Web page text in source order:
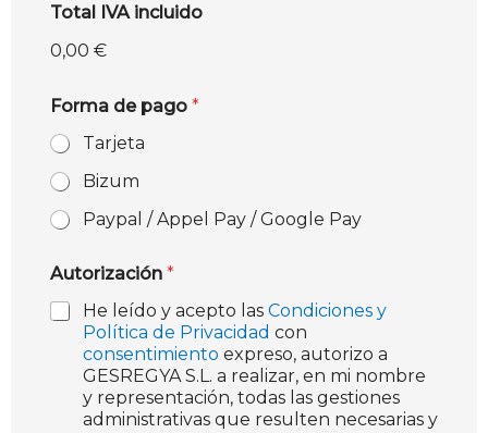
Total IVA incluido
0,00 €
Forma de pago *
Tarjeta
Bizum
Paypal / Appel Pay / Google Pay
Autorización *
He leído y acepto las Condiciones y
Política de Privacidad con
consentimiento expreso, autorizo a
GESREGYA S.L. a realizar, en mi nombre
y representación, todas las gestiones
administrativas que resulten necesarias y